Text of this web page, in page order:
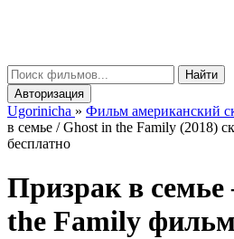
Найти
Авторизация
Ugorinicha » Фильм американский
в семье / Ghost in the Family (2018)
бесплатно
Призрак в
the Family